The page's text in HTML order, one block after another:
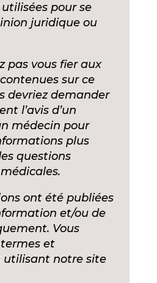
pour se
juridique ou
pas vous fier aux
sur ce
devriez demander
l’avis d’un
médecin pour
plus
questions
ont été publiées
et/ou de
Vous
et
utilisant notre site